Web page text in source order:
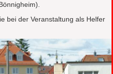
bei der Veranstaltung als Helfer